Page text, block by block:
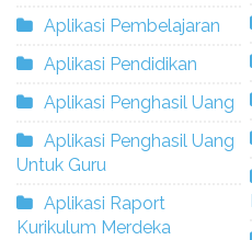
Aplikasi Pembelajaran
Aplikasi Pendidikan
Aplikasi Penghasil Uang
Aplikasi Penghasil Uang
Untuk Guru
Aplikasi Raport
Kurikulum Merdeka